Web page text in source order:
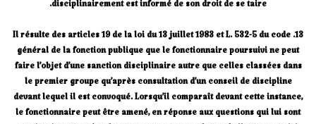
disciplinairement est informé de son droit de se taire.
13. Il résulte des articles 19 de la loi du 13 juillet 1983 et L. 532-5 du code
général de la fonction publique que le fonctionnaire poursuivi ne peut
faire l’objet d’une sanction disciplinaire autre que celles classées dans
le premier groupe qu’après consultation d’un conseil de discipline
devant lequel il est convoqué. Lorsqu’il comparaît devant cette instance,
le fonctionnaire peut être amené, en réponse aux questions qui lui sont